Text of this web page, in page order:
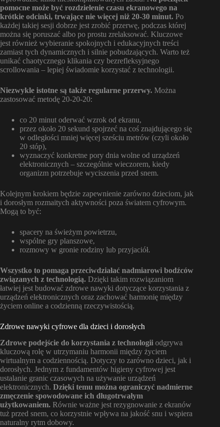
pomocne może być rozdzielenie czasu ekranowego na
krótkie odcinki, trwające nie więcej niż 20-30 minut. Po
każdej takiej sesji dobrze jest zrobić przerwę, podczas której
można się poruszać albo po prostu zrelaksować. Kluczowe
jest również wybieranie spokojnych i edukacyjnych treści
zamiast tych dynamicznych i silnie pobudzających. Warto też
unikać chaotycznego klikania czy bezrefleksyjnego
scrollowania – lepiej świadomie korzystać z technologii.
Niezwykle istotne są także regularne przerwy. Można
zastosować metodę 20-20-20:
co 20 minut oderwać wzrok od ekranu,
przez około 20 sekund spojrzeć na coś znajdującego się
w odległości mniej więcej sześciu metrów (czyli około
20 stóp),
wyznaczyć konkretne pory dnia wolne od urządzeń
elektronicznych – szczególnie wieczorem, kiedy
organizm potrzebuje wyciszenia przed snem.
Kolejnym krokiem będzie zapewnienie zarówno dzieciom, jak
i dorosłym rozmaitych aktywności poza światem cyfrowym.
Mogą to być:
spacery na świeżym powietrzu,
wspólne gry planszowe,
rozmowy w gronie rodziny lub przyjaciół.
Wszystko to pomaga przeciwdziałać nadmiarowi bodźców
związanych z technologią. Dzięki takim rozwiązaniom
łatwiej jest budować zdrowe nawyki dotyczące korzystania z
urządzeń elektronicznych oraz zachować harmonię między
życiem online a codzienną rzeczywistością.
Zdrowe nawyki cyfrowe dla dzieci i dorosłych
Zdrowe podejście do korzystania z technologii odgrywa
kluczową rolę w utrzymaniu harmonii między życiem
wirtualnym a codziennością. Dotyczy to zarówno dzieci, jak i
dorosłych. Jednym z fundamentów higieny cyfrowej jest
ustalanie granic czasowych na używanie urządzeń
elektronicznych. Dzięki temu można ograniczyć nadmierne
zmęczenie spowodowane ich długotrwałym
użytkowaniem. Równie ważne jest rezygnowanie z ekranów
tuż przed snem, co korzystnie wpływa na jakość snu i wspiera
naturalny rytm dobowy.